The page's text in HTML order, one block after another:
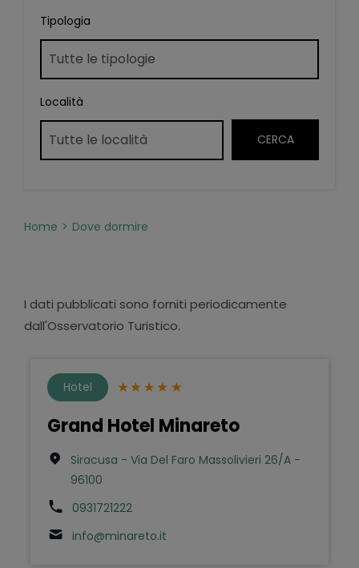
Tipologia
Località
Home Dove dormire
I dati pubblicati sono forniti periodicamente
dall'Osservatorio Turistico.
Hotel
Grand Hotel Minareto
Siracusa - Via Del Faro Massolivieri 26/A -
96100
0931721222
info@minareto.it